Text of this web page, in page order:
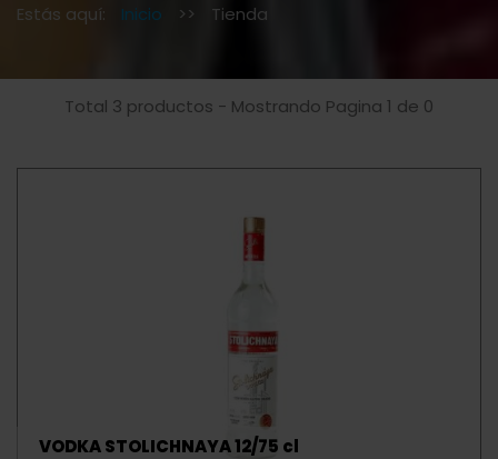
Estás aquí: Inicio >> Tienda
Total 3 productos - Mostrando Pagina 1 de 0
VODKA STOLICHNAYA 12/75 cl